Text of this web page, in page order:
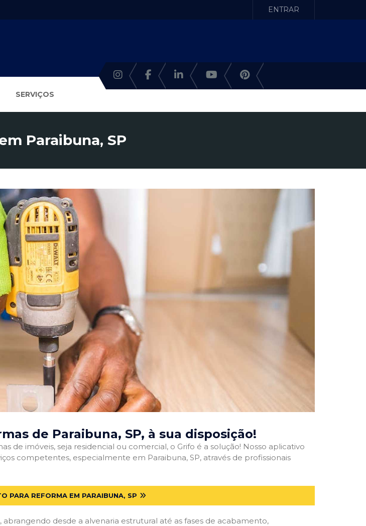
ENTRAR
SERVIÇOS
Paraibuna, SP
de Paraibuna, SP, à sua disposição!
de imóveis, seja residencial ou comercial, o Grifo é a solução! Nosso aplicativo
competentes, especialmente em Paraibuna, SP, através de profissionais
PARA REFORMA EM PARAIBUNA, SP
desde a alvenaria estrutural até as fases de acabamento,